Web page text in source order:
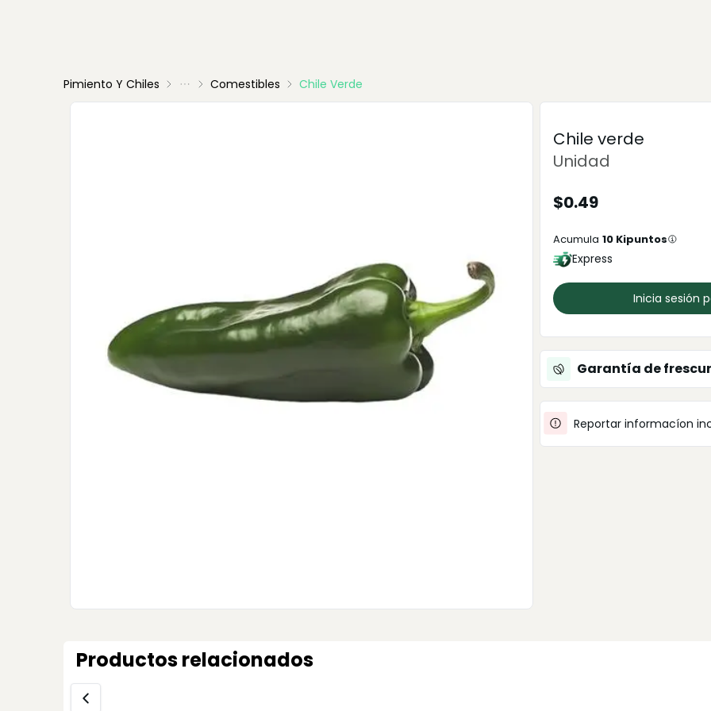
Pimiento Y Chiles Comestibles Chile Verde
Chile verde
Unidad
$0.49
Acumula 10 Kipuntos
Express
Inicia sesión
Garantía de
Reportar informacíon
Productos relacionados